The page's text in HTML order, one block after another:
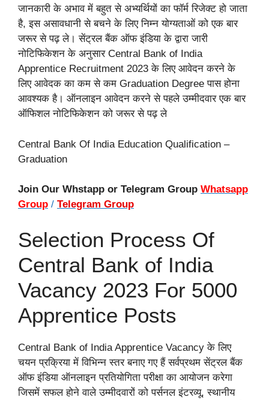
जानकारी के अभाव में बहुत से अभ्यर्थियों का फॉर्म रिजेक्ट हो जाता
है, इस असावधानी से बचने के लिए निम्न योग्यताओं को एक बार
जरूर से पढ़ ले। सेंट्रल बैंक ऑफ इंडिया के द्वारा जारी
नोटिफिकेशन के अनुसार Central Bank of India
Apprentice Recruitment 2023 के लिए आवेदन करने के
लिए आवेदक का कम से कम Graduation Degree पास होना
आवश्यक है। ऑनलाइन आवेदन करने से पहले उम्मीदवार एक बार
ऑफिशल नोटिफिकेशन को जरूर से पढ़ ले
Central Bank Of India Education Qualification –
Graduation
Join Our Whstapp or Telegram Group Whatsapp
Group / Telegram Group
Selection Process Of
Central Bank of India
Vacancy 2023 For 5000
Apprentice Posts
Central Bank of India Apprentice Vacancy के लिए
चयन प्रक्रिया में विभिन्न स्तर बनाए गए हैं सर्वप्रथम सेंट्रल बैंक
ऑफ इंडिया ऑनलाइन प्रतियोगिता परीक्षा का आयोजन करेगा
जिसमें सफल होने वाले उम्मीदवारों को पर्सनल इंटरव्यू, स्थानीय